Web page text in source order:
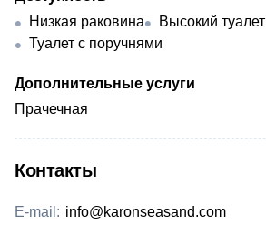
Низкая раковина
Высокий туалет
Туалет с поручнями
Дополнительные услуги
Прачечная
Контакты
E-mail: info@karonseasand.com